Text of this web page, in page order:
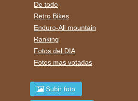
De todo
Retro Bikes
Enduro-All mountain
Ranking
Fotos del DIA
Fotos mas votadas
Subir foto